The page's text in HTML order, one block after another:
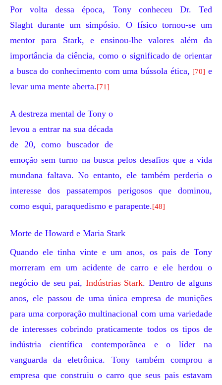
Por volta dessa época, Tony conheceu Dr. Ted
Slaght durante um simpósio. O físico tornou-se um
mentor para Stark, e ensinou-lhe valores além da
importância da ciência, como o significado de orientar
a busca do conhecimento com uma bússola ética, [70] e
levar uma mente aberta.[71]
A destreza mental de Tony o
levou a entrar na sua década
de 20, como buscador de
emoção sem turno na busca pelos desafios que a vida
mundana faltava. No entanto, ele também perderia o
interesse dos passatempos perigosos que dominou,
como esqui, paraquedismo e parapente.[48]
Morte de Howard e Maria Stark
Quando ele tinha vinte e um anos, os pais de Tony
morreram em um acidente de carro e ele herdou o
negócio de seu pai, Indústrias Stark. Dentro de alguns
anos, ele passou de uma única empresa de munições
para uma corporação multinacional com uma variedade
de interesses cobrindo praticamente todos os tipos de
indústria científica contemporânea e o líder na
vanguarda da eletrônica. Tony também comprou a
empresa que construiu o carro que seus pais estavam